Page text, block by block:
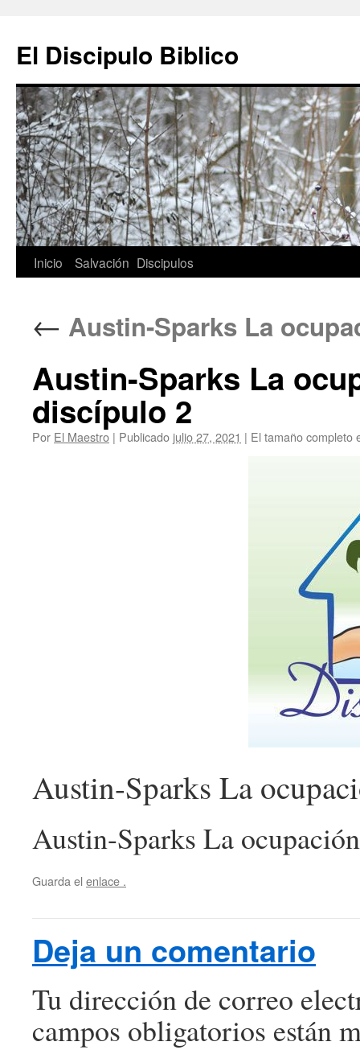
contenido
El Discipulo Biblico
Inicio Salvación Discipulos
← Austin-Sparks La
Austin-Sparks La
discípulo 2
Por El Maestro | Publicado julio 27, 2021 | El tamaño completo
Austin-Sparks La
Austin-Sparks La
Guarda el enlace .
Deja un comentario
Tu dirección de correo
campos obligatorios están